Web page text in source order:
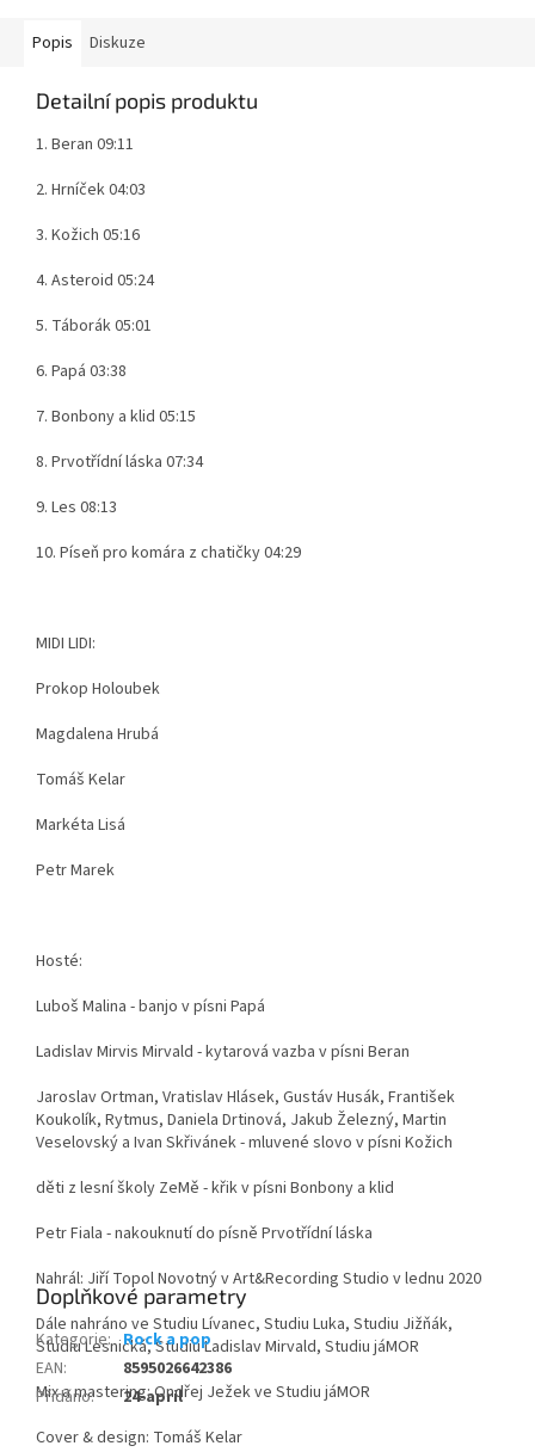
Popis Diskuze
Detailní popis produktu
1. Beran 09:11
2. Hrníček 04:03
3. Kožich 05:16
4. Asteroid 05:24
5. Táborák 05:01
6. Papá 03:38
7. Bonbony a klid 05:15
8. Prvotřídní láska 07:34
9. Les 08:13
10. Píseň pro komára z chatičky 04:29
MIDI LIDI:
Prokop Holoubek
Magdalena Hrubá
Tomáš Kelar
Markéta Lisá
Petr Marek
Hosté:
Luboš Malina - banjo v písni Papá
Ladislav Mirvis Mirvald - kytarová vazba v písni Beran
Jaroslav Ortman, Vratislav Hlásek, Gustáv Husák, František
Koukolík, Rytmus, Daniela Drtinová, Jakub Železný, Martin
Veselovský a Ivan Skřivánek - mluvené slovo v písni Kožich
děti z lesní školy ZeMě - křik v písni Bonbony a klid
Petr Fiala - nakouknutí do písně Prvotřídní láska
Nahrál: Jiří Topol Novotný v Art&Recording Studio v lednu 2020
Dále nahráno ve Studiu Lívanec, Studiu Luka, Studiu Jižňák,
Studiu Lesnická, Studiu Ladislav Mirvald, Studiu jáMOR
Mix a mastering: Ondřej Ježek ve Studiu jáMOR
Cover & design: Tomáš Kelar
Doplňkové parametry
Kategorie: Rock a pop
EAN:
8595026642386
Přidáno: 24-april